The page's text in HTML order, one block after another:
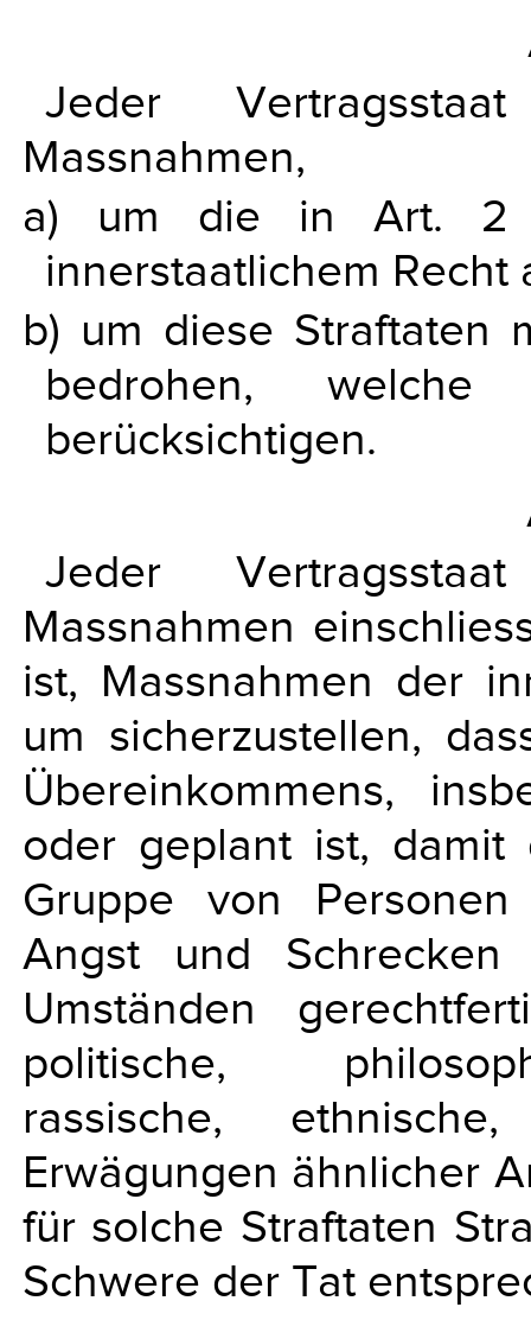
Jeder
Massnahmen,
a) um die in Art. 2
innerstaatlichem Recht
b) um diese Straftaten
bedrohen,
berücksichtigen.
Jeder
Massnahmen
ist, Massnahmen der
um sicherzustellen,
Übereinkommens,
oder geplant ist, damit
Gruppe von
Angst und
Umständen
politische,
rassische,
Erwägungen ähnlicher
für solche Straftaten
Schwere der Tat